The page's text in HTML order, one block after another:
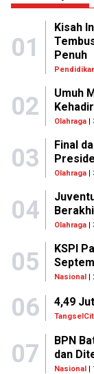
01
Kisah
Penuh
02
Umuh
Olahraga|
03
Final
Olahraga|
04
Olahraga|
05
KSPI
Nasional|
06 4,49
07
BPN
dan
Nasional|